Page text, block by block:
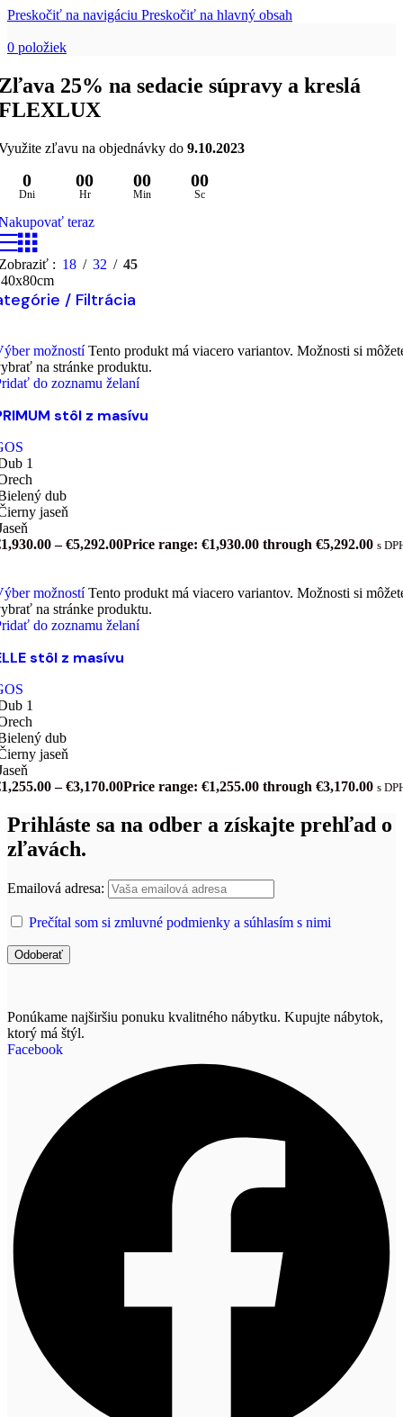
Preskočiť na navigáciu Preskočiť na hlavný obsah
0 položiek
25% na sedacie súpravy a kreslá
zľavu na objednávky do 9.10.2023
0
Dni
00
Hr
00
Min
00
Sc
teraz
18 32
45
/ Filtrácia
možností Tento produkt má viacero variantov. Možnosti si
na stránke produktu.
do zoznamu želaní
stôl z masívu
1
dub
jaseň
1,930.00 – €5,292.00Price range: €1,930.00 through €5,292.00 s
možností Tento produkt má viacero variantov. Možnosti si
na stránke produktu.
do zoznamu želaní
stôl z masívu
1
dub
jaseň
1,255.00 – €3,170.00Price range: €1,255.00 through €3,170.00 s
Prihláste sa na odber a získajte prehľad o
zľavách.
Emailová adresa:
Prečítal som si zmluvné podmienky a súhlasím s nimi
Ponúkame najširšiu ponuku kvalitného nábytku. Kupujte nábytok,
ktorý má štýl.
Facebook